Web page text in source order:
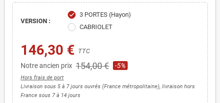
VERSION :
check
3 PORTES (Hayon)
CABRIOLET
146,30 € TTC
Notre ancien prix 154,00 € -5%
Hors frais de port
Livraison sous 5 à 7 jours ouvrés (France métropolitaine), livraison hors
France sous 7 à 14 jours